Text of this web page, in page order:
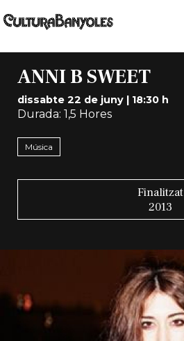
ANNI B SWEET
dissabte 22 de juny| 18:30 h
Durada: 1,5 Hores
Música
Finalitzat
2013